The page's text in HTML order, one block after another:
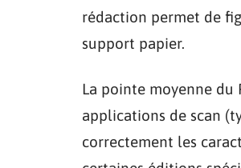
rédaction permet de
support papier.
La pointe moyenne
applications de scan
correctement les